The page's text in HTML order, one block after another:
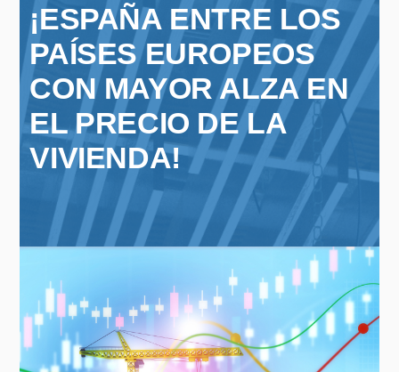
¡ESPAÑA ENTRE LOS
PAÍSES EUROPEOS
CON MAYOR ALZA EN
EL PRECIO DE LA
VIVIENDA!